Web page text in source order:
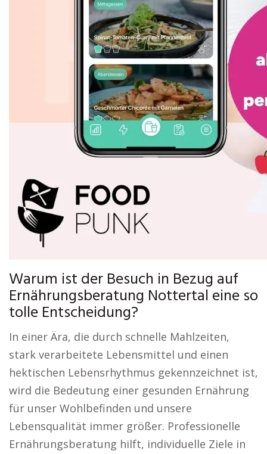
Warum ist der Besuch in Bezug auf
Ernährungsberatung Nottertal eine so
tolle Entscheidung?
In einer Ära, die durch schnelle Mahlzeiten,
stark verarbeitete Lebensmittel und einen
hektischen Lebensrhythmus gekennzeichnet ist,
wird die Bedeutung einer gesunden Ernährung
für unser Wohlbefinden und unsere
Lebensqualität immer größer. Professionelle
Ernährungsberatung hilft, individuelle Ziele in